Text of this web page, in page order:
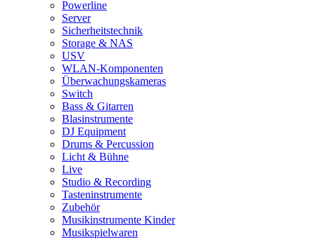
Powerline
Server
Sicherheitstechnik
Storage & NAS
USV
WLAN-Komponenten
Überwachungskameras
Switch
Bass & Gitarren
Blasinstrumente
DJ Equipment
Drums & Percussion
Licht & Bühne
Live
Studio & Recording
Tasteninstrumente
Zubehör
Musikinstrumente Kinder
Musikspielwaren